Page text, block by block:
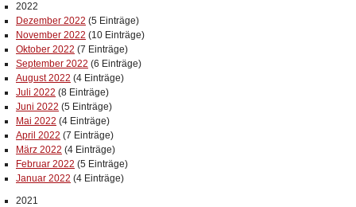
2022
Dezember 2022 (5 Einträge)
November 2022 (10 Einträge)
Oktober 2022 (7 Einträge)
September 2022 (6 Einträge)
August 2022 (4 Einträge)
Juli 2022 (8 Einträge)
Juni 2022 (5 Einträge)
Mai 2022 (4 Einträge)
April 2022 (7 Einträge)
März 2022 (4 Einträge)
Februar 2022 (5 Einträge)
Januar 2022 (4 Einträge)
2021